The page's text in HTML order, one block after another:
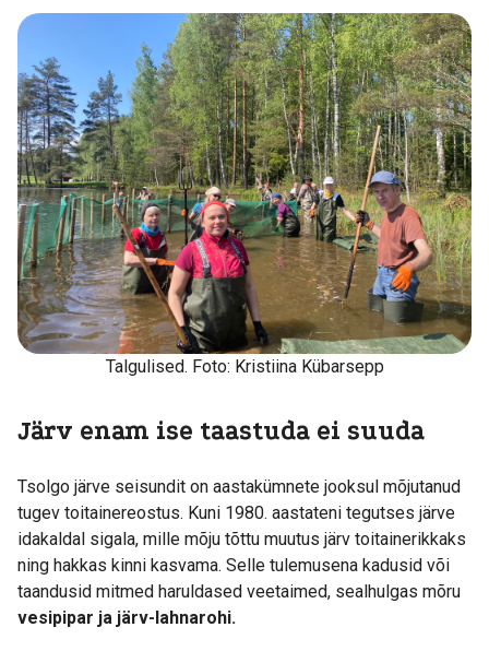
Talgulised. Foto: Kristiina Kübarsepp
Järv enam ise taastuda ei suuda
Tsolgo järve seisundit on aastakümnete jooksul mõjutanud
tugev toitainereostus. Kuni 1980. aastateni tegutses järve
idakaldal sigala, mille mõju tõttu muutus järv toitainerikkaks
ning hakkas kinni kasvama. Selle tulemusena kadusid või
taandusid mitmed haruldased veetaimed, sealhulgas mõru
vesipipar ja järv-lahnarohi.